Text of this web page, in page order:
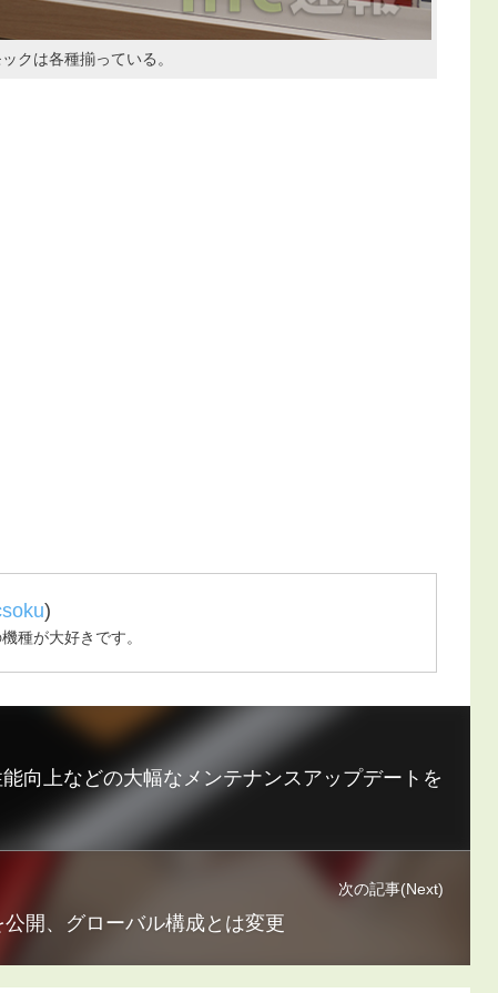
クは各種揃っている。
)
種が大好きです。
向上などの大幅なメンテナンスアップデートを
次の記事(Next)
開、グローバル構成とは変更